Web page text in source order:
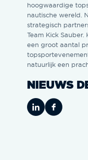
hoogwaardige
nautische wereld.
strategisch
Team Kick
een groot aantal
natuurlijk een
NIEUWS